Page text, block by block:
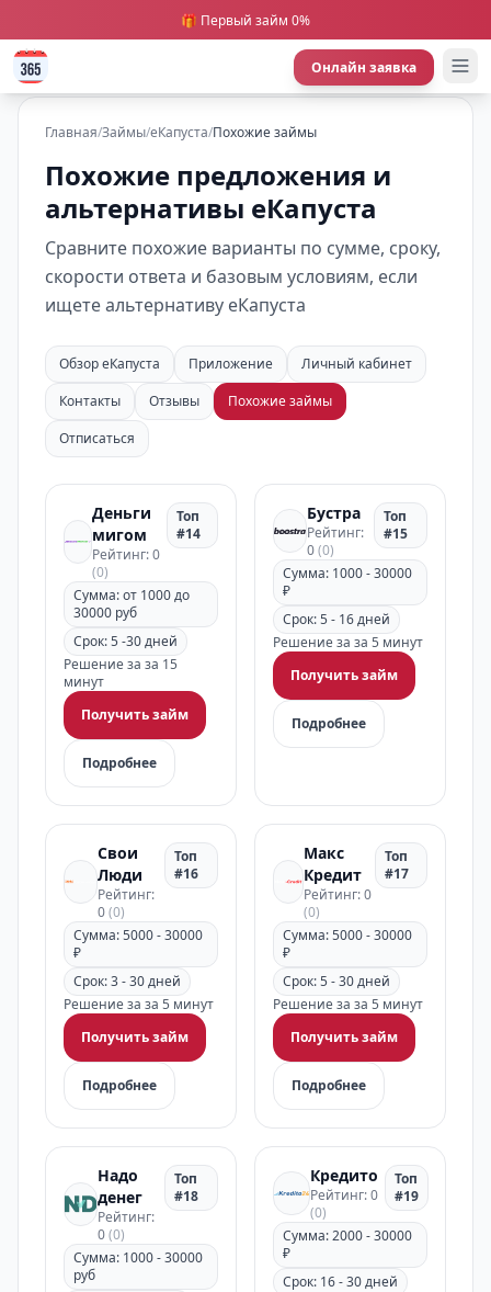
🎁 Первый займ 0%
Онлайн заявка
Главная/Займы/еКапуста/Похожие займы
Похожие предложения и
альтернативы еКапуста
Сравните похожие варианты по сумме, сроку,
скорости ответа и базовым условиям, если
ищете альтернативу еКапуста
Обзор еКапуста Приложение
Личный кабинет
Контакты
Отзывы
Похожие займы
Отписаться
Деньги
мигом
Рейтинг: 0
(0)
Топ
#14
Сумма: от 1000 до
30000 руб
Срок: 5 -30 дней
Решение за за 15
минут
Получить займ
Подробнее
Бустра
Рейтинг:
0(0)
Топ
#15
Сумма: 1000 - 30000
₽
Срок: 5 - 16 дней
Решение за за 5 минут
Получить займ
Подробнее
Свои
Люди
Рейтинг:
0(0)
Топ
#16
Сумма: 5000 - 30000
₽
Срок: 3 - 30 дней
Решение за за 5 минут
Получить займ
Подробнее
Макс
Кредит
Рейтинг: 0
(0)
Топ
#17
Сумма: 5000 - 30000
₽
Срок: 5 - 30 дней
Решение за за 5 минут
Получить займ
Подробнее
Надо
денег
Рейтинг:
0(0)
Топ
#18
Сумма: 1000 - 30000
руб
Кредито
Рейтинг: 0
(0)
Топ
#19
Сумма: 2000 - 30000
₽
Срок: 16 - 30 дней